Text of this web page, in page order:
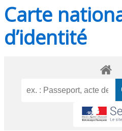
Carte
d’identité